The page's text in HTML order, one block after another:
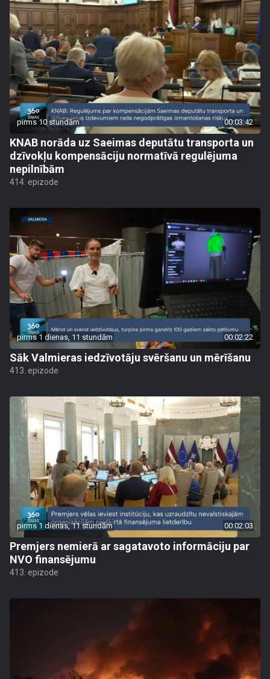
pirms 10 stundām 00:03:42
KNAB norāda uz Saeimas deputātu transporta un
dzīvokļu kompensāciju normatīvā regulējuma
nepilnībām
414. epizode
pirms 1 dienas, 11 stundām 00:02:22
Sāk Valmieras iedzīvotāju svēršanu un mērīšanu
413. epizode
pirms 1 dienas, 11 stundām 00:02:03
Premjers nemierā ar sagatavoto informāciju par
NVO finansējumu
413. epizode